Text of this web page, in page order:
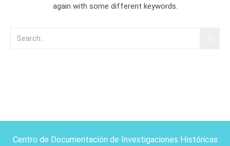
again with some different keywords.
Centro de Documentación de Investigaciones Históricas